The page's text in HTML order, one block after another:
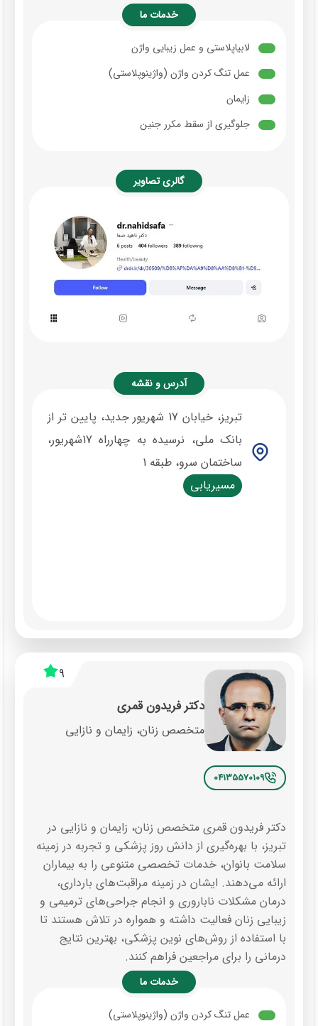
خدمات ما
لابیاپلاستی و عمل زیبایی واژن
عمل تنگ کردن واژن (واژینوپلاستی)
زایمان
جلوگیری از سقط مکرر جنین
گالری تصاویر
آدرس و نقشه
تبریز، خیابان 17 شهریور جدید، پایین تر از
بانک‌ ملی، نرسیده به چهارراه 17شهریور،
ساختمان سرو، طبقه 1
مسیریابی
9
دکتر فریدون قمری
متخصص زنان، زایمان و نازایی
04135570109
دکتر فریدون قمری متخصص زنان، زایمان و نازایی در
تبریز، با بهره‌گیری از دانش روز پزشکی و تجربه در زمینه
سلامت بانوان، خدمات تخصصی متنوعی را به بیماران
ارائه می‌دهند. ایشان در زمینه مراقبت‌های بارداری،
درمان مشکلات ناباروری و انجام جراحی‌های ترمیمی و
زیبایی زنان فعالیت داشته و همواره در تلاش هستند تا
با استفاده از روش‌های نوین پزشکی، بهترین نتایج
درمانی را برای مراجعین فراهم کنند.
خدمات ما
عمل تنگ کردن واژن (واژینوپلاستی)